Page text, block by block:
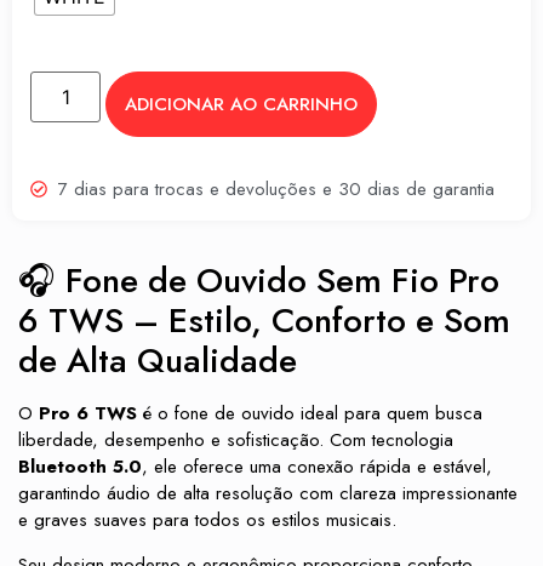
ADICIONAR AO CARRINHO
7 dias para trocas e devoluções e 30 dias de garantia
🎧 Fone de Ouvido Sem Fio Pro
6 TWS – Estilo, Conforto e Som
de Alta Qualidade
O Pro 6 TWS é o fone de ouvido ideal para quem busca
liberdade, desempenho e sofisticação. Com tecnologia
Bluetooth 5.0, ele oferece uma conexão rápida e estável,
garantindo áudio de alta resolução com clareza impressionante
e graves suaves para todos os estilos musicais.